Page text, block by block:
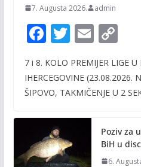
7. Augusta 2026. admin
F
e
b
o
k
T
itt
er
E
ai
l
C
p
y
n
k
7 i 8. KOLO PREMIJER LIGE
IHERCEGOVINE (23.08.2026.
ŠIPOVO, TAKMIČENJE U 2
Poziv za
BiH u
6.